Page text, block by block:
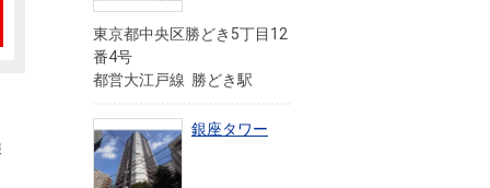
東京都中央区勝どき5丁目12
番4号
都営大江戸線 勝どき駅
銀座タワー